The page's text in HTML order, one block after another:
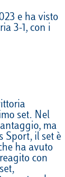
e ha visto
3-1, con i
set. Nel
ma
Sport, il set è
ha avuto
con